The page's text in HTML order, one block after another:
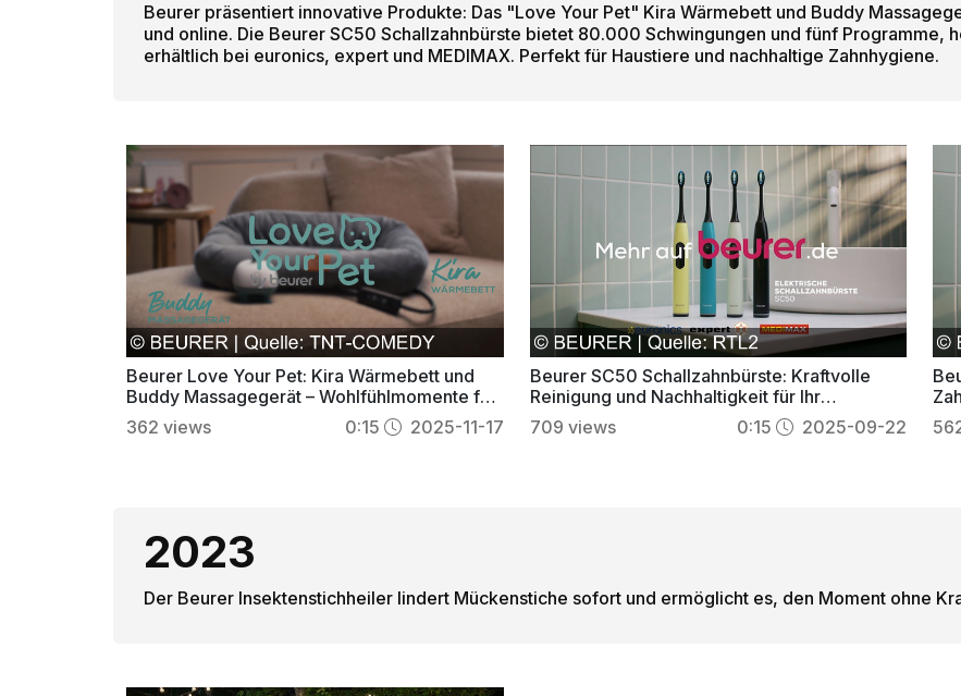
Beurer präsentiert innovative Produkte: Das "Love Your Pet" Kira Wärmebett und Buddy
und online. Die Beurer SC50 Schallzahnbürste bietet 80.000 Schwingungen und fünf Programme,
erhältlich bei euronics, expert und MEDIMAX. Perfekt für Haustiere und nachhaltige Zahnhygiene.
Beurer Love Your Pet: Kira Wärmebett und
Buddy Massagegerät – Wohlfühlmomente für
Haustiere
362 views 0:15 2025-11-17
Beurer SC50 Schallzahnbürste: Kraftvolle
Reinigung und Nachhaltigkeit für Ihr
strahlendes Lächeln
709 views 0:15 2025-09-22
2023
Der Beurer Insektenstichheiler lindert Mückenstiche sofort und ermöglicht es, den Moment ohne